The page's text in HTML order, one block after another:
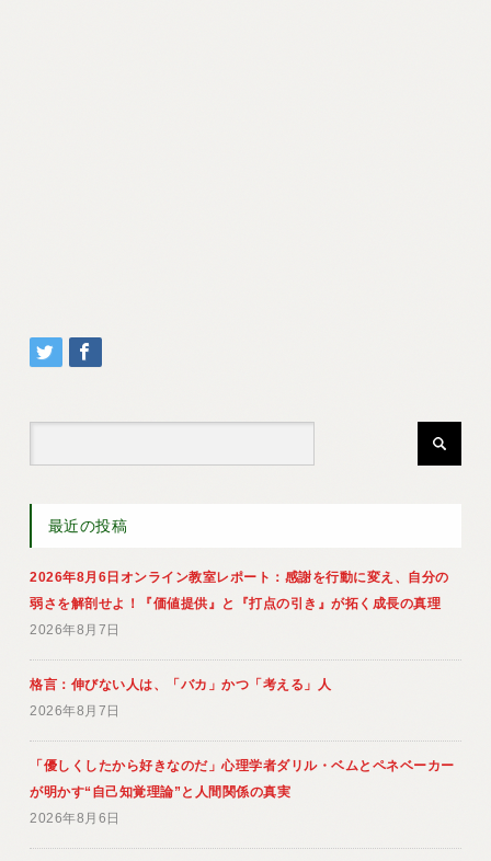
最近の投稿
2026年8月6日オンライン教室レポート：感謝を行動に変え、自分の
弱さを解剖せよ！『価値提供』と『打点の引き』が拓く成長の真理
2026年8月7日
格言：伸びない人は、「バカ」かつ「考える」人
2026年8月7日
「優しくしたから好きなのだ」心理学者ダリル・ベムとペネベーカー
が明かす“自己知覚理論”と人間関係の真実
2026年8月6日